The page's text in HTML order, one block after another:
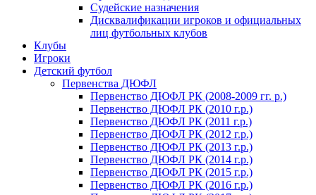
Судейские назначения
Дисквалификации игроков и официальных
лиц футбольных клубов
Клубы
Игроки
Детский футбол
Первенства ДЮФЛ
Первенство ДЮФЛ РК (2008-2009 гг. р.)
Первенство ДЮФЛ РК (2010 г.р.)
Первенство ДЮФЛ РК (2011 г.р.)
Первенство ДЮФЛ РК (2012 г.р.)
Первенство ДЮФЛ РК (2013 г.р.)
Первенство ДЮФЛ РК (2014 г.р.)
Первенство ДЮФЛ РК (2015 г.р.)
Первенство ДЮФЛ РК (2016 г.р.)